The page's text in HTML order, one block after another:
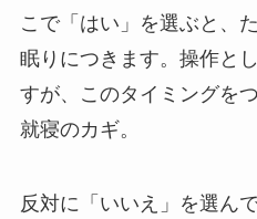
こで「はい」を選ぶと、
眠りにつきます。操作と
すが、このタイミングを
就寝のカギ。
反対に「いいえ」を選ん